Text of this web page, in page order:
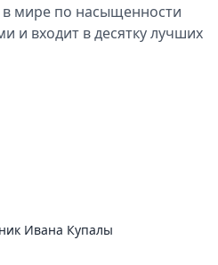
мире по насыщенности
и входит в десятку лучших
Ивана Купалы